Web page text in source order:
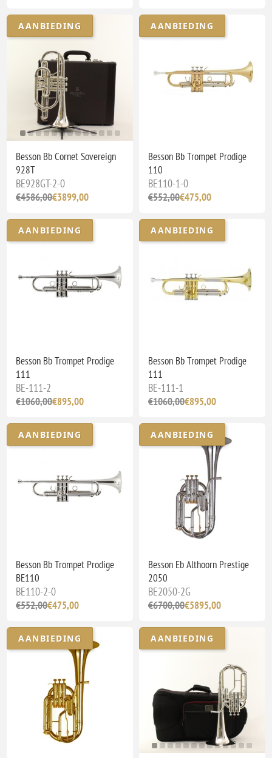
AANBIEDING
Besson Bb Cornet Sovereign
928T
BE928GT-2-0
€4586,00€3899,00
AANBIEDING
Besson Bb Trompet Prodige
110
BE110-1-0
€552,00€475,00
AANBIEDING
Besson Bb Trompet Prodige
111
BE-111-2
€1060,00€895,00
AANBIEDING
Besson Bb Trompet Prodige
111
BE-111-1
€1060,00€895,00
AANBIEDING
Besson Bb Trompet Prodige
BE110
BE110-2-0
€552,00€475,00
AANBIEDING
Besson Eb Althoorn Prestige
2050
BE2050-2G
€6700,00€5895,00
AANBIEDING AANBIEDING